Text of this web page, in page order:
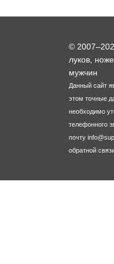
©
луков,
мужчин
Данный сайт
этом точные
необходимо
телефонного
почту
обратной
Натяжители для
Тетива для лука, нити
Рукоятки для лука
Плечи для лука
Инсерты для лучных
Стрелы для арбалета
Стрелы для лука
Выниматели для стрел
Непальские кукри
Ножи тактические
Паста для полировки